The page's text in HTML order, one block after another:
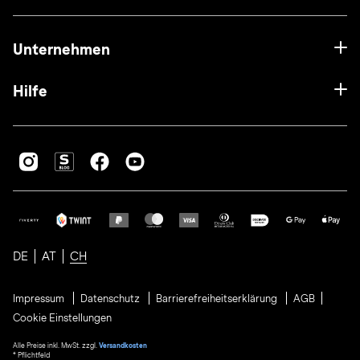
Unternehmen
Hilfe
DE AT CH
Impressum Datenschutz Barrierefreiheitserklärung
AGB
Cookie Einstellungen
Alle Preise inkl. MwSt. zzgl. Versandkosten
* Pflichtfeld